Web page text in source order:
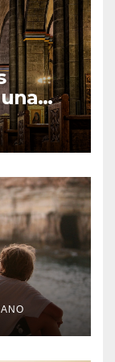
H
A
Y
C
O
M
N
T
A
R
I
O
S
de
N
O
H
A
Y
N
O